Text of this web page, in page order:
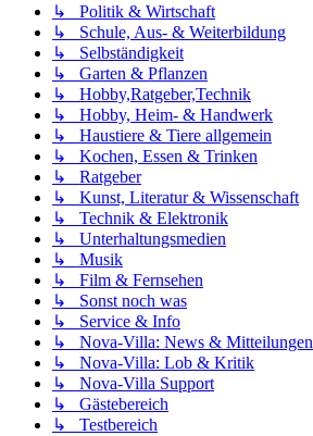
↳ Politik & Wirtschaft
↳ Schule, Aus- & Weiterbildung
↳ Selbständigkeit
↳ Garten & Pflanzen
↳ Hobby,Ratgeber,Technik
↳ Hobby, Heim- & Handwerk
↳ Haustiere & Tiere allgemein
↳ Kochen, Essen & Trinken
↳ Ratgeber
↳ Kunst, Literatur & Wissenschaft
↳ Technik & Elektronik
↳ Unterhaltungsmedien
↳ Musik
↳ Film & Fernsehen
↳ Sonst noch was
↳ Service & Info
↳ Nova-Villa: News & Mitteilungen
↳ Nova-Villa: Lob & Kritik
↳ Nova-Villa Support
↳ Gästebereich
↳ Testbereich